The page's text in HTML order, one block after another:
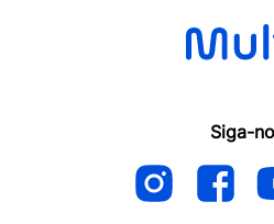
Siga-